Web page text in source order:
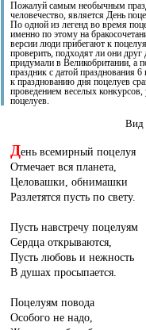
Пожалуй самым необычным
человечество, является День
По одной из легенд во время
именно по этому на
версии люди прибегают к
проверить, подходят ли они
придумали в Великобритании, а
праздник с датой празднования
к празднованию дня поцелуев
проведением веселых
поцелуев.
Вид
День всемирный поцелуя
Отмечает вся планета,
Целовашки, обнимашки
Разлетятся пусть по свету.
Пусть навстречу поцелуям
Сердца открываются,
Пусть любовь и нежность
В душах просыпается.
Поцелуям повода
Особого не надо,